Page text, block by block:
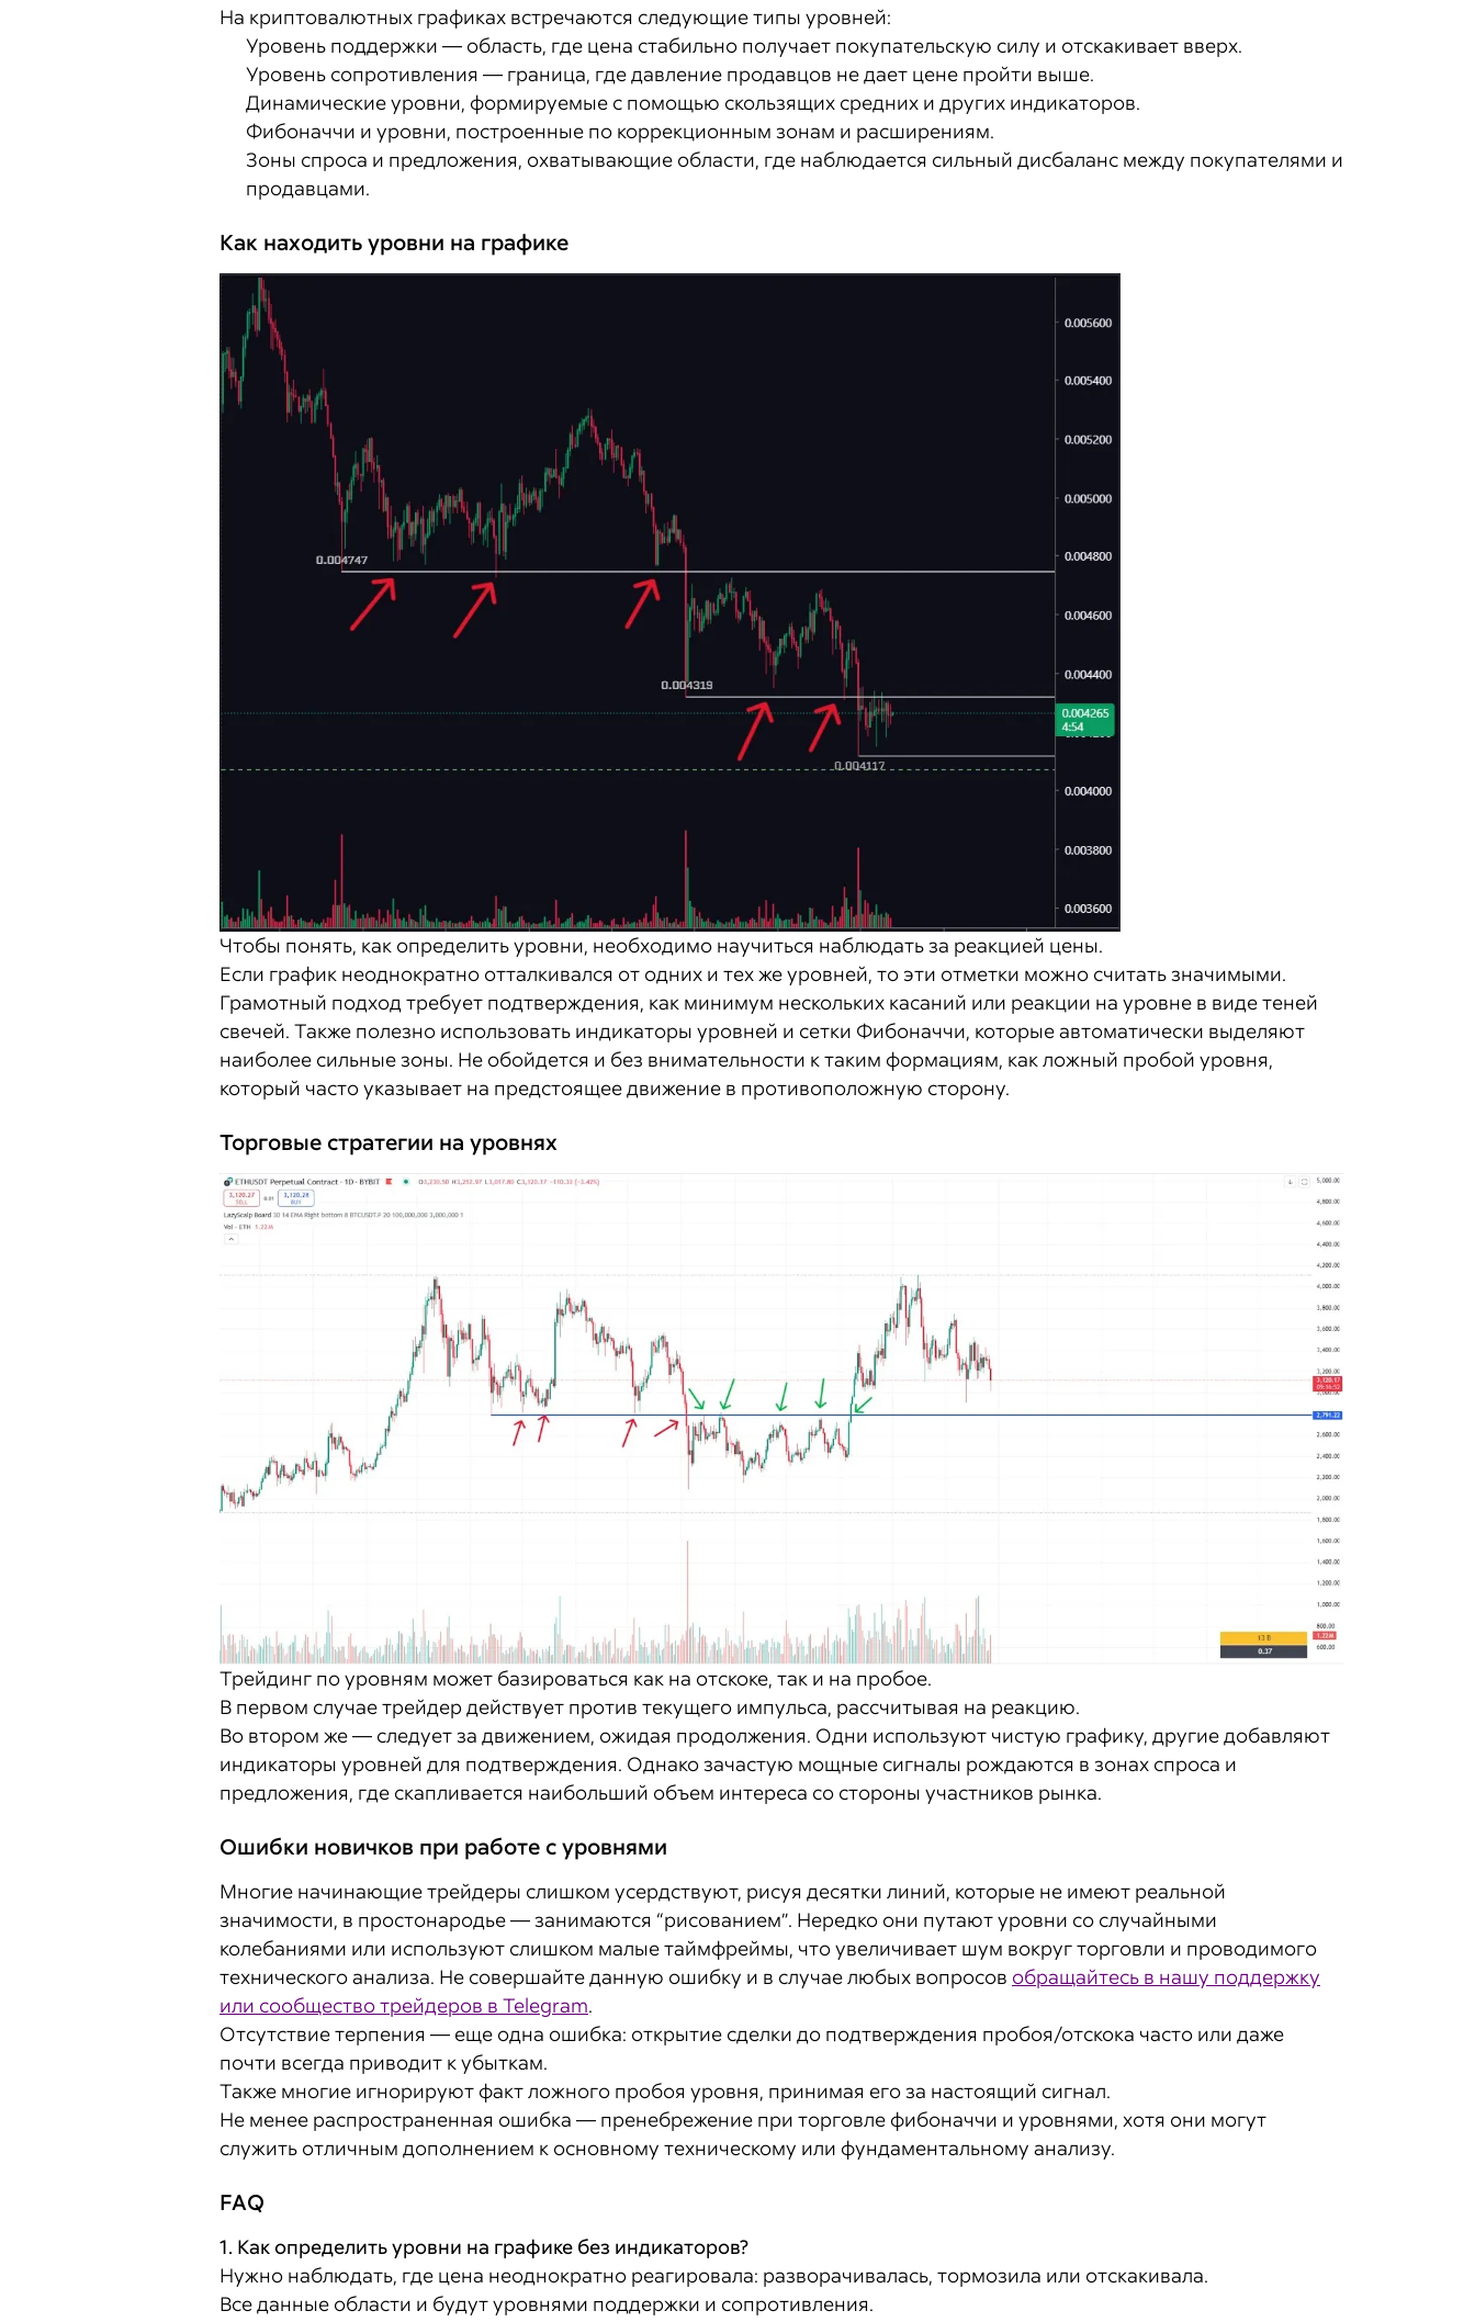
На криптовалютных графиках встречаются следующие типы уровней:
Уровень поддержки — область, где цена стабильно получает покупательскую силу и отскакивает вверх.
Уровень сопротивления — граница, где давление продавцов не дает цене пройти выше.
Динамические уровни, формируемые с помощью скользящих средних и других индикаторов.
Фибоначчи и уровни, построенные по коррекционным зонам и расширениям.
Зоны спроса и предложения, охватывающие области, где наблюдается сильный дисбаланс между покупателями и
продавцами.
Как находить уровни на графике
Чтобы понять, как определить уровни, необходимо научиться наблюдать за реакцией цены.
Если график неоднократно отталкивался от одних и тех же уровней, то эти отметки можно считать значимыми.
Грамотный подход требует подтверждения, как минимум нескольких касаний или реакции на уровне в виде теней
свечей. Также полезно использовать индикаторы уровней и сетки Фибоначчи, которые автоматически выделяют
наиболее сильные зоны. Не обойдется и без внимательности к таким формациям, как ложный пробой уровня,
который часто указывает на предстоящее движение в противоположную сторону.
Торговые стратегии на уровнях
Трейдинг по уровням может базироваться как на отскоке, так и на пробое.
В первом случае трейдер действует против текущего импульса, рассчитывая на реакцию.
Во втором же — следует за движением, ожидая продолжения. Одни используют чистую графику, другие добавляют
индикаторы уровней для подтверждения. Однако зачастую мощные сигналы рождаются в зонах спроса и
предложения, где скапливается наибольший объем интереса со стороны участников рынка.
Ошибки новичков при работе с уровнями
Многие начинающие трейдеры слишком усердствуют, рисуя десятки линий, которые не имеют реальной
значимости, в простонародье — занимаются “рисованием”. Нередко они путают уровни со случайными
колебаниями или используют слишком малые таймфреймы, что увеличивает шум вокруг торговли и проводимого
технического анализа. Не совершайте данную ошибку и в случае любых вопросов обращайтесь в нашу поддержку
или сообщество трейдеров в Telegram.
Отсутствие терпения — еще одна ошибка: открытие сделки до подтверждения пробоя/отскока часто или даже
почти всегда приводит к убыткам.
Также многие игнорируют факт ложного пробоя уровня, принимая его за настоящий сигнал.
Не менее распространенная ошибка — пренебрежение при торговле фибоначчи и уровнями, хотя они могут
служить отличным дополнением к основному техническому или фундаментальному анализу.
FAQ
1. Как определить уровни на графике без индикаторов?
Нужно наблюдать, где цена неоднократно реагировала: разворачивалась, тормозила или отскакивала.
Все данные области и будут уровнями поддержки и сопротивления.